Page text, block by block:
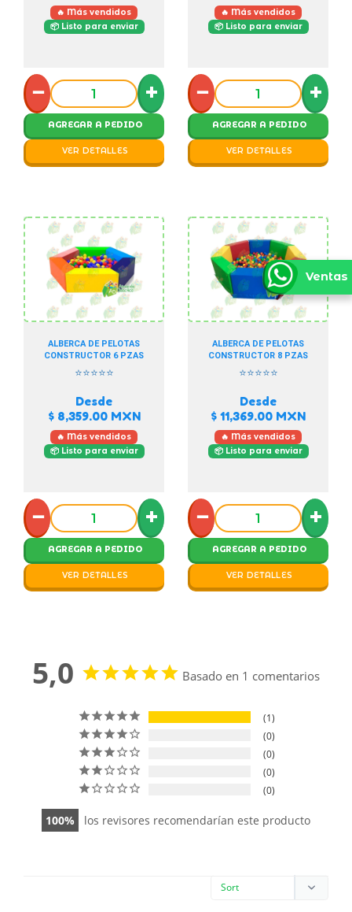
🔥 Más vendidos
📦 Listo para enviar
− +
AGREGAR A PEDIDO
VER DETALLES
🔥 Más vendidos
📦 Listo para enviar
− +
AGREGAR A PEDIDO
VER DETALLES
ALBERCA DE PELOTAS
CONSTRUCTOR 6 PZAS
⭐⭐⭐⭐⭐
Desde
$ 8,359.00MXN
🔥 Más vendidos
📦 Listo para enviar
− +
AGREGAR A PEDIDO
VER DETALLES
ALBERCA DE PELOTAS
CONSTRUCTOR 8 PZAS
⭐⭐⭐⭐⭐
Desde
$ 11,369.00 MXN
🔥 Más vendidos
📦 Listo para enviar
− +
AGREGAR A PEDIDO
VER DETALLES
5,0 Basado en 1 comentarios
1
0
0
0
0
100 los revisores recomendarían este producto
Ventas